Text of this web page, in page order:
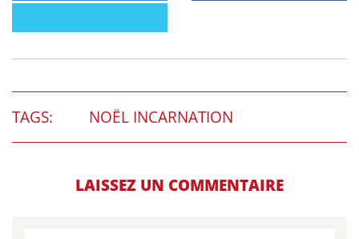
TAGS: NOËL INCARNATION
LAISSEZ UN COMMENTAIRE